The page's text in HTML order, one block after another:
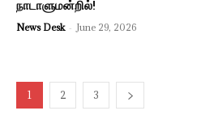
நாடாளுமன்றில்!
News Desk - June 29, 2026
1 2 3